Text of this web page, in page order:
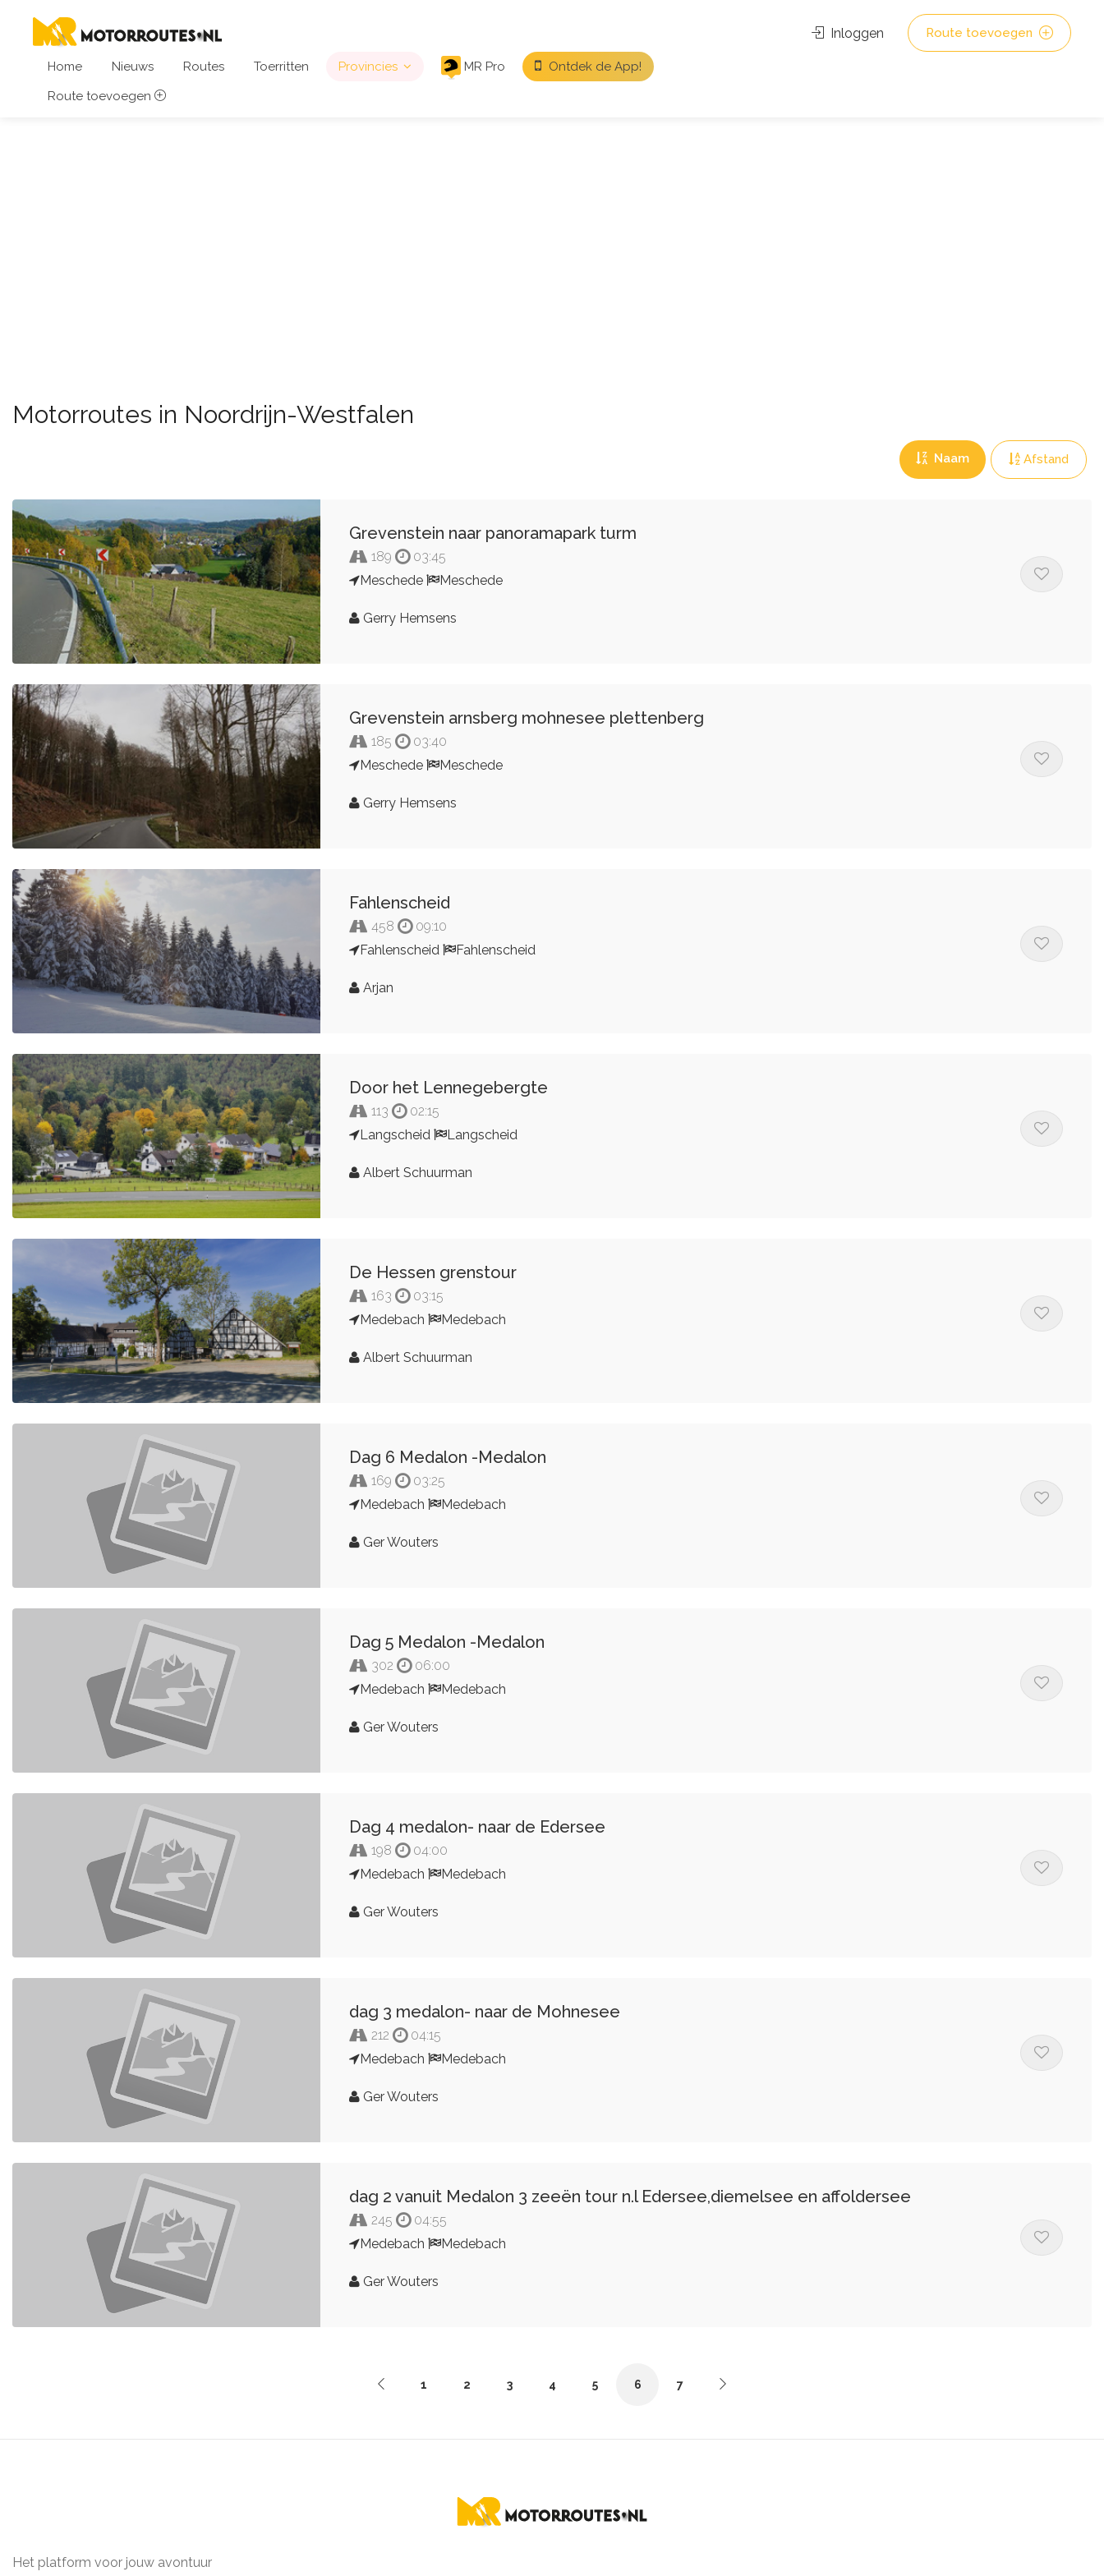
Home Nieuws Routes Toerritten Provincies MR Pro
Ontdek de App!
Route toevoegen
Inloggen Route toevoegen
Motorroutes in Noordrijn-Westfalen
Naam Afstand
Grevenstein naar panoramapark turm
189
03:45
Meschede
Meschede
Gerry Hemsens
Grevenstein arnsberg mohnesee plettenberg
185
03:40
Meschede
Meschede
Gerry Hemsens
Fahlenscheid
458
09:10
Fahlenscheid
Fahlenscheid
Arjan
Door het Lennegebergte
113
02:15
Langscheid
Langscheid
Albert Schuurman
De Hessen grenstour
163
03:15
Medebach
Medebach
Albert Schuurman
Dag 6 Medalon -Medalon
169
03:25
Medebach
Medebach
Ger Wouters
Dag 5 Medalon -Medalon
302
06:00
Medebach
Medebach
Ger Wouters
Dag 4 medalon- naar de Edersee
198
04:00
Medebach
Medebach
Ger Wouters
dag 3 medalon- naar de Mohnesee
212
04:15
Medebach
Medebach
Ger Wouters
dag 2 vanuit Medalon 3 zeeën tour n.l Edersee,diemelsee en affoldersee
245
04:55
Medebach
Medebach
Ger Wouters
1 2 3 4 5 6 7
Het platform voor jouw avontuur